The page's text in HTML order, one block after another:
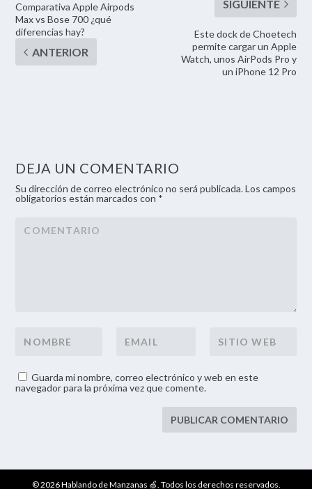
Comparativa Apple Airpods
Max vs Bose 700 ¿qué
diferencias hay?
Este dock de Choetech
permite cargar un Apple
Watch, unos AirPods Pro y
un iPhone 12 Pro
DEJA UN COMENTARIO
Su dirección de correo electrónico no será publicada. Los campos
obligatorios están marcados con *
Guarda mi nombre, correo electrónico y web en este
navegador para la próxima vez que comente.
© 2026 Hablando de Manzanas 🍏. Todos los derechos reservados.